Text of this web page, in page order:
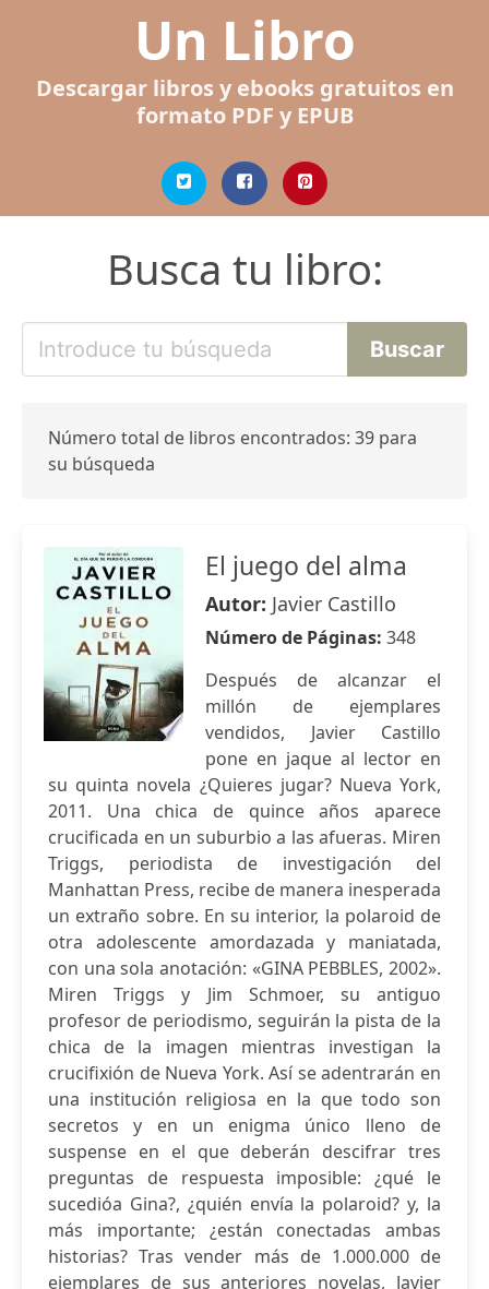
Un Libro
Descargar libros y ebooks gratuitos en
formato PDF y EPUB
Busca tu libro:
Número total de libros encontrados: 39 para
su búsqueda
El juego del alma
Autor: Javier Castillo
Número de Páginas: 348
Después de alcanzar el
millón de ejemplares
vendidos, Javier Castillo
pone en jaque al lector en
su quinta novela ¿Quieres jugar? Nueva York,
2011. Una chica de quince años aparece
crucificada en un suburbio a las afueras. Miren
Triggs, periodista de investigación del
Manhattan Press, recibe de manera inesperada
un extraño sobre. En su interior, la polaroid de
otra adolescente amordazada y maniatada,
con una sola anotación: «GINA PEBBLES, 2002».
Miren Triggs y Jim Schmoer, su antiguo
profesor de periodismo, seguirán la pista de la
chica de la imagen mientras investigan la
crucifixión de Nueva York. Así se adentrarán en
una institución religiosa en la que todo son
secretos y en un enigma único lleno de
suspense en el que deberán descifrar tres
preguntas de respuesta imposible: ¿qué le
sucedióa Gina?, ¿quién envía la polaroid? y, la
más importante; ¿están conectadas ambas
historias? Tras vender más de 1.000.000 de
ejemplares de sus anteriores novelas, Javier